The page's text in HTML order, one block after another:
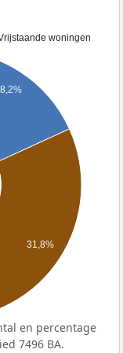
woningen
31,8%
en percentage
7496 BA.